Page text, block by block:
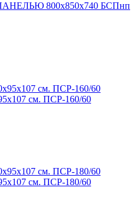
800х850х740 БСПнп
см. ПСР-160/60
см. ПСР-180/60